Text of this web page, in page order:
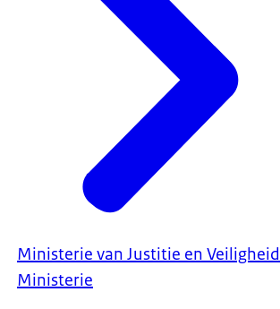
Ministerie van Justitie en Veiligheid
Ministerie